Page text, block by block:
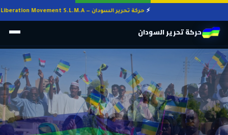
حركة تحرير السودان — Sudan Liberation Movement S.L.M.A
حركة تحرير السودان